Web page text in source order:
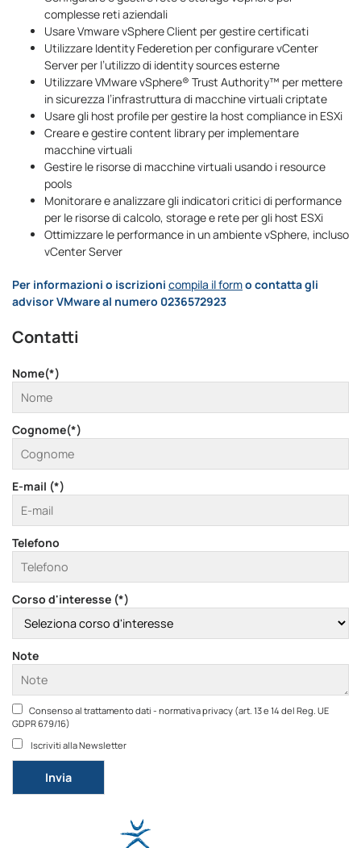
complesse reti aziendali
Usare Vmware vSphere Client per gestire certificati
Utilizzare Identity Federetion per configurare vCenter
Server per l’utilizzo di identity sources esterne
Utilizzare VMware vSphere® Trust Authority™ per mettere
in sicurezza l’infrastruttura di macchine virtuali criptate
Usare gli host profile per gestire la host compliance in ESXi
Creare e gestire content library per implementare
macchine virtuali
Gestire le risorse di macchine virtuali usando i resource
pools
Monitorare e analizzare gli indicatori critici di performance
per le risorse di calcolo, storage e rete per gli host ESXi
Ottimizzare le performance in un ambiente vSphere, incluso
vCenter Server
Per informazioni o iscrizioni compila il formo contatta gli
advisor VMware al numero 0236572923
Contatti
Nome(*)
Cognome(*)
E-mail (*)
Telefono
Corso d'interesse (*)
Note
Consenso al trattamento dati - normativa privacy (art. 13 e 14 del Reg. UE
GDPR 679/16)
Iscriviti alla Newsletter
Si prega di lasciare vuoto questo campo.